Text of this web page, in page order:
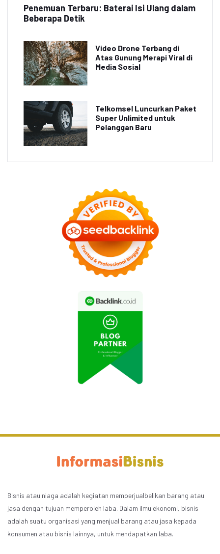
Penemuan Terbaru: Baterai Isi Ulang dalam
Beberapa Detik
Video Drone Terbang di
Atas Gunung Merapi Viral di
Media Sosial
Telkomsel Luncurkan Paket
Super Unlimited untuk
Pelanggan Baru
Bisnis atau niaga adalah kegiatan memperjualbelikan barang atau
jasa dengan tujuan memperoleh laba. Dalam ilmu ekonomi, bisnis
adalah suatu organisasi yang menjual barang atau jasa kepada
konsumen atau bisnis lainnya, untuk mendapatkan laba.